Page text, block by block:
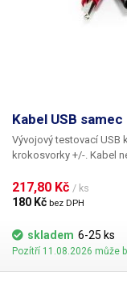
Kabel USB
Vývojový testovací USB
krokosvorky +/-. Kabel
217,80 Kč / ks
180 Kč bez DPH
skladem 6-25 ks
Pozítří 11.08.2026 může